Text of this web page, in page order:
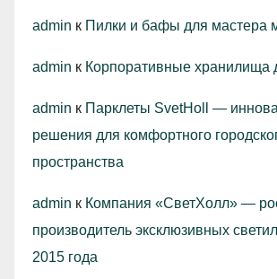
admin к Пилки и бафы для мастера
admin к Корпоративные хранилища
admin к Парклеты SvetHoll —
решения для комфортного
пространства
admin к Компания «СветХолл» —
производитель эксклюзивных
2015 года